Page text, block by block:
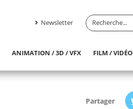
Newsletter
ANIMATION / 3D / VFX FILM / VIDÉO
Partager